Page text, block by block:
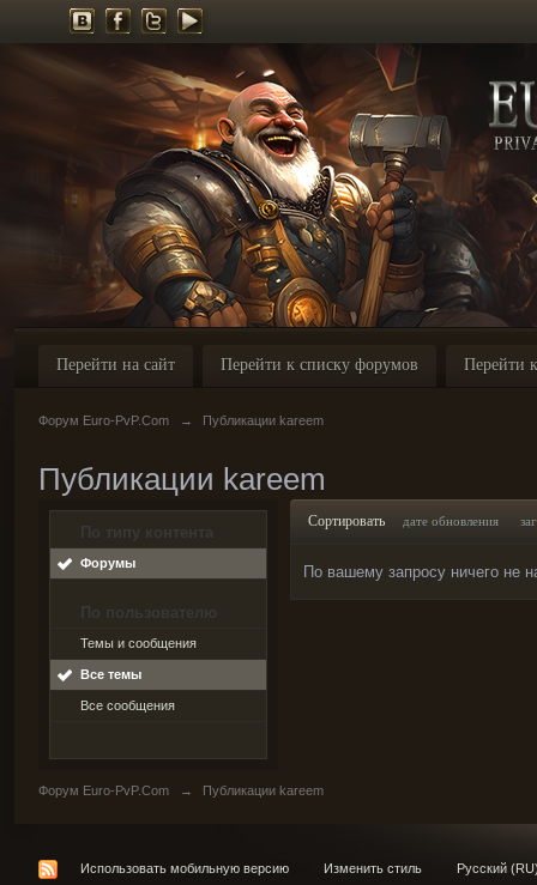
Перейти на сайт Перейти к списку форумов Перейти
Форум Euro-PvP.Com → Публикации kareem
Публикации kareem
По типу контента
Форумы
По пользователю
Темы и сообщения
Все темы
Все сообщения
Сортировать дате обновления
По вашему запросу ничего не
Форум Euro-PvP.Com → Публикации kareem
Использовать мобильную версию Изменить стиль Русский